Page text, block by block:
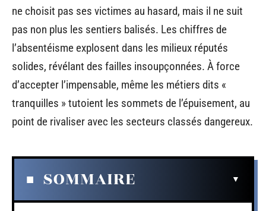
ne choisit pas ses victimes au hasard, mais il ne suit
pas non plus les sentiers balisés. Les chiffres de
l’absentéisme explosent dans les milieux réputés
solides, révélant des failles insoupçonnées. À force
d’accepter l’impensable, même les métiers dits «
tranquilles » tutoient les sommets de l’épuisement, au
point de rivaliser avec les secteurs classés dangereux.
SOMMAIRE